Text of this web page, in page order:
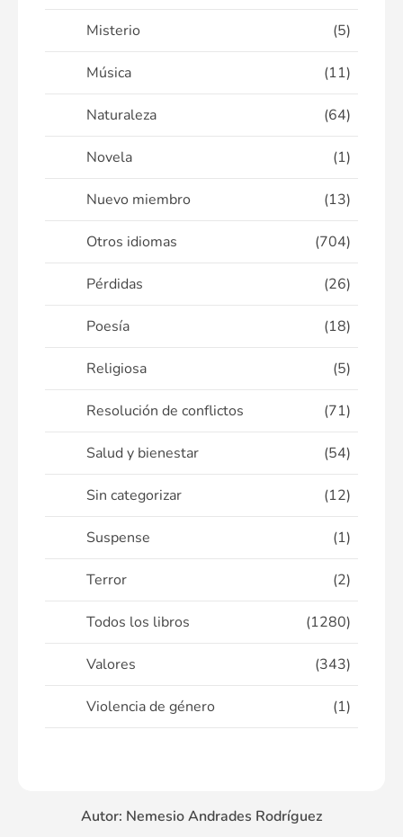
Misterio (5)
Música (11)
Naturaleza (64)
Novela (1)
Nuevo miembro (13)
Otros idiomas (704)
Pérdidas (26)
Poesía (18)
Religiosa (5)
Resolución de conflictos (71)
Salud y bienestar (54)
Sin categorizar (12)
Suspense (1)
Terror (2)
Todos los libros (1280)
Valores (343)
Violencia de género (1)
Autor: Nemesio Andrades Rodríguez